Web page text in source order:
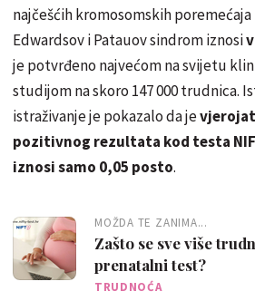
najčešćih kromosomskih poremećaja
Edwardsov i Patauov sindrom iznosi
je potvrđeno najvećom na svijetu
studijom na skoro 147 000 trudnica.
istraživanje je pokazalo da je
pozitivnog rezultata kod testa
iznosi samo 0,05 posto.
MOŽDA TE ZANIMA...
Zašto se sve više
prenatalni test?
TRUDNOĆA